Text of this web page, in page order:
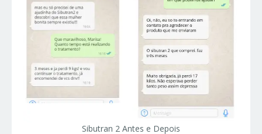
Sibutran 2 Antes e Depois